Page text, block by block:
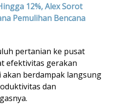
12%, Alex Sorot
Pemulihan Bencana
pertanian ke pusat
efektivitas gerakan
berdampak langsung
dan